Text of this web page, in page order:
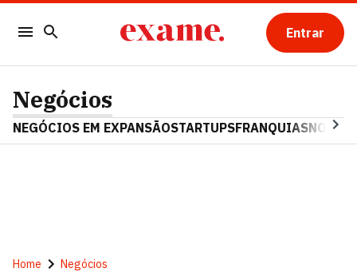
Entrar
Negócios
NEGÓCIOS EM EXPANSÃOSTARTUPSFRANQUIAS
Home Negócios